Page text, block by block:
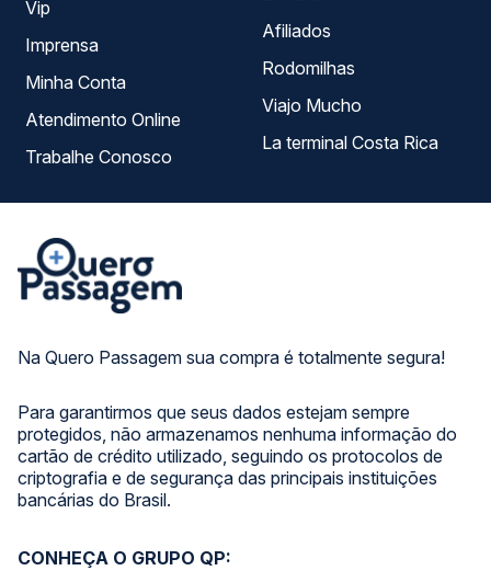
Na Quero Passagem sua compra é totalmente segura!
Para garantirmos que seus dados estejam sempre
protegidos, não armazenamos nenhuma informação do
cartão de crédito utilizado, seguindo os protocolos de
criptografia e de segurança das principais instituições
bancárias do Brasil.
Vip
Imprensa
Minha Conta
Atendimento Online
Trabalhe Conosco
Afiliados
Rodomilhas
Viajo Mucho
La terminal Costa Rica
CONHEÇA O GRUPO QP: